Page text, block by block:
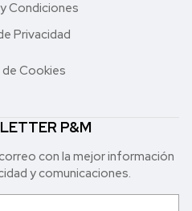
Condiciones
Privacidad
Cookies
P&M
con la mejor in formación
y comunicaciones.